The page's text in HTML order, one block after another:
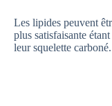
Les lipides peuvent
plus satisfaisante
leur squelette carboné.